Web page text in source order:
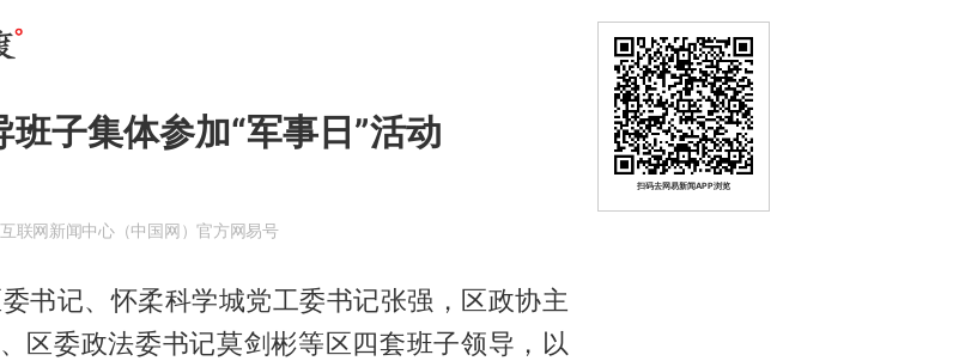
子集体参加“军事日”活动
互联网新闻中心（中国网）官方网易号
书记、怀柔科学城党工委书记张强，区政协主
区委政法委书记莫剑彬等区四套班子领导，以
扫码去网易新闻APP浏览